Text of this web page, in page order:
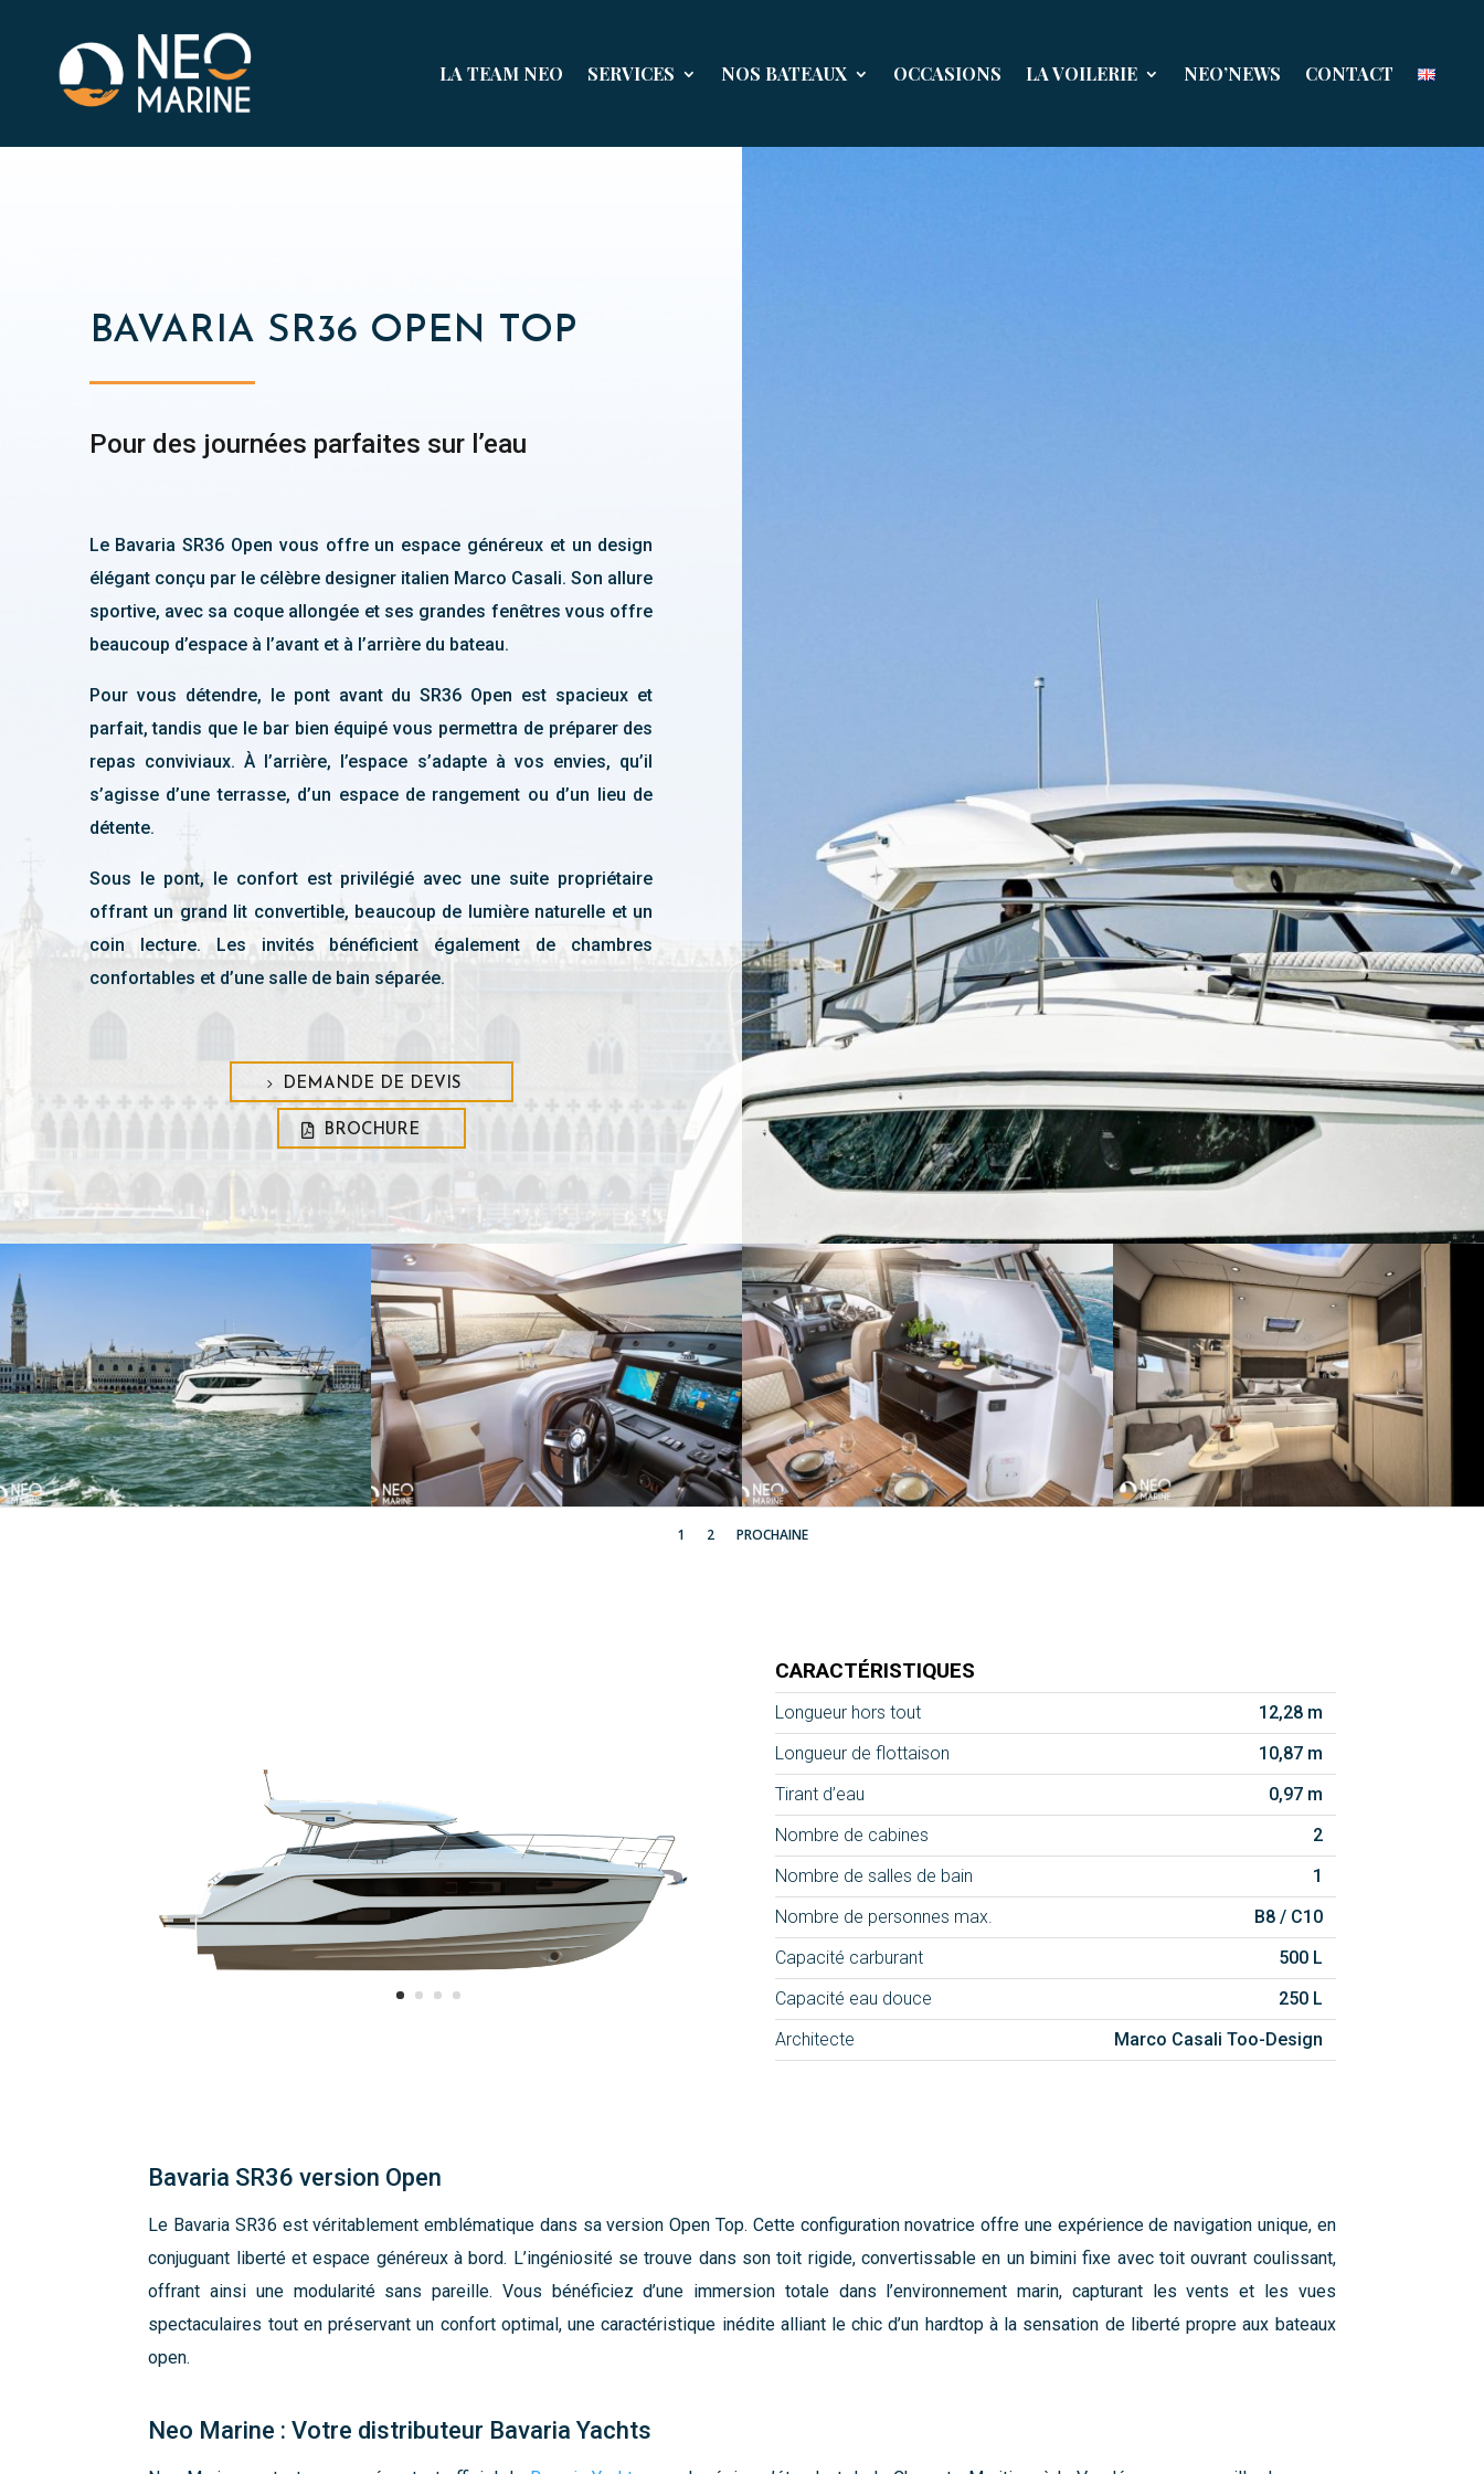
LA TEAM NEO SERVICES NOS BATEAUX OCCASIONS LA VOILERIE NEO’NEWS CONTACT
BAVARIA SR36 OPEN TOP
Pour des journées parfaites sur l’eau
Le Bavaria SR36 Open vous offre un espace généreux et un design
élégant conçu par le célèbre designer italien Marco Casali. Son allure
sportive, avec sa coque allongée et ses grandes fenêtres vous offre
beaucoup d’espace à l’avant et à l’arrière du bateau.
Pour vous détendre, le pont avant du SR36 Open est spacieux et
parfait, tandis que le bar bien équipé vous permettra de préparer des
repas conviviaux. À l’arrière, l’espace s’adapte à vos envies, qu’il
s’agisse d’une terrasse, d’un espace de rangement ou d’un lieu de
détente.
Sous le pont, le confort est privilégié avec une suite propriétaire
offrant un grand lit convertible, beaucoup de lumière naturelle et un
coin lecture. Les invités bénéficient également de chambres
confortables et d’une salle de bain séparée.
DEMANDE DE DEVIS
BROCHURE
1 2 PROCHAINE
CARACTÉRISTIQUES
Longueur hors tout
12,28 m
Longueur de flottaison
10,87 m
Tirant d’eau
0,97 m
Nombre de cabines
2
Nombre de salles de bain
1
Nombre de personnes max.
B8 / C10
Capacité carburant
500 L
Capacité eau douce
250 L
Architecte
Marco Casali Too-Design
Bavaria SR36 version Open
Le Bavaria SR36 est véritablement emblématique dans sa version Open Top. Cette configuration novatrice offre une expérience de navigation unique, en
conjuguant liberté et espace généreux à bord. L’ingéniosité se trouve dans son toit rigide, convertissable en un bimini fixe avec toit ouvrant coulissant,
offrant ainsi une modularité sans pareille. Vous bénéficiez d’une immersion totale dans l’environnement marin, capturant les vents et les vues
spectaculaires tout en préservant un confort optimal, une caractéristique inédite alliant le chic d’un hardtop à la sensation de liberté propre aux bateaux
open.
Neo Marine : Votre distributeur Bavaria Yachts